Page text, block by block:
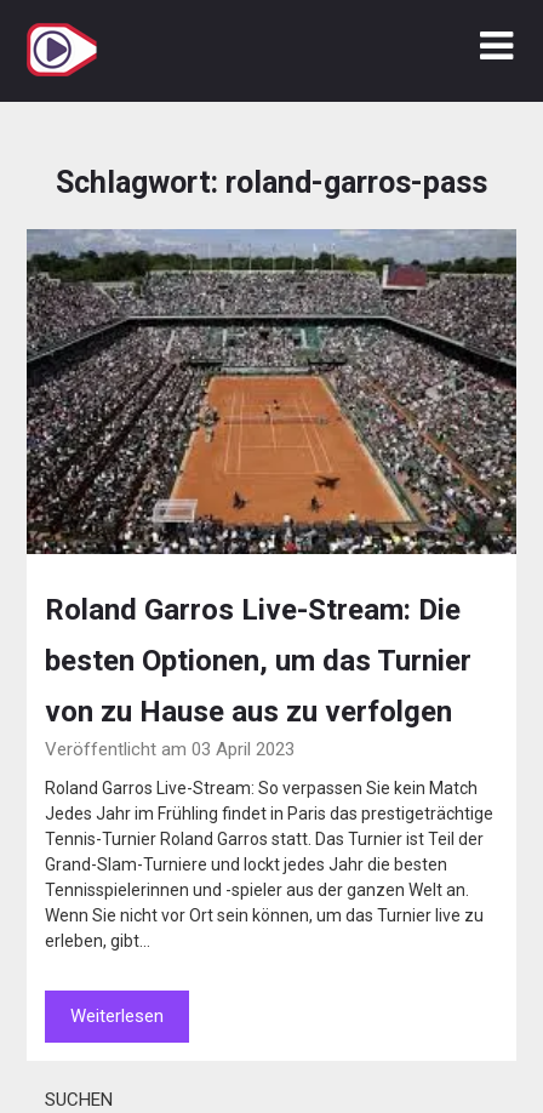
Inhalt
springen
Schlagwort: roland-garros-pass
Roland Garros Live-Stream: Die
besten Optionen, um das Turnier
von zu Hause aus zu verfolgen
Veröffentlicht am 03 April 2023
Roland Garros Live-Stream: So verpassen Sie kein Match
Jedes Jahr im Frühling findet in Paris das prestigeträchtige
Tennis-Turnier Roland Garros statt. Das Turnier ist Teil der
Grand-Slam-Turniere und lockt jedes Jahr die besten
Tennisspielerinnen und -spieler aus der ganzen Welt an.
Wenn Sie nicht vor Ort sein können, um das Turnier live zu
erleben, gibt…
Weiterlesen
SUCHEN